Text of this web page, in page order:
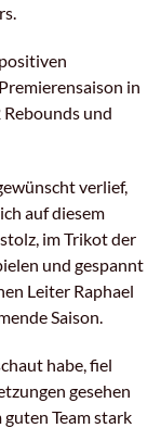
in
Rebounds und
verlief,
auf diesem
im Trikot der
und gespannt
Leiter Raphael
Saison.
habe, fiel
gesehen
Team stark